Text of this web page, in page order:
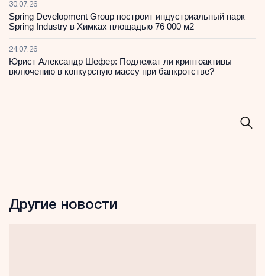
30.07.26
Spring Development Group построит индустриальный парк
Spring Industry в Химках площадью 76 000 м2
24.07.26
Юрист Александр Шефер: Подлежат ли криптоактивы
включению в конкурсную массу при банкротстве?
Другие новости